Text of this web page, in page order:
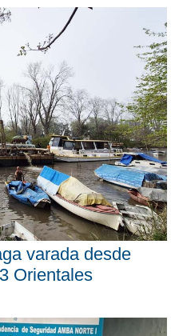
varada desde
Orientales